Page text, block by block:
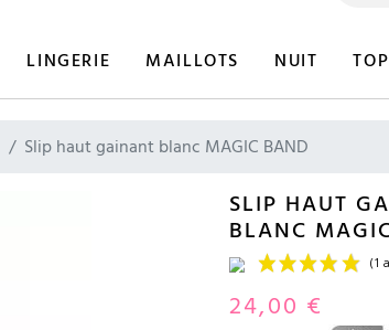
LINGERIE MAILLOTS NUIT
Slip haut gainant blanc MAGIC BAND
SLIP HAUT
BLANC
24,00 €